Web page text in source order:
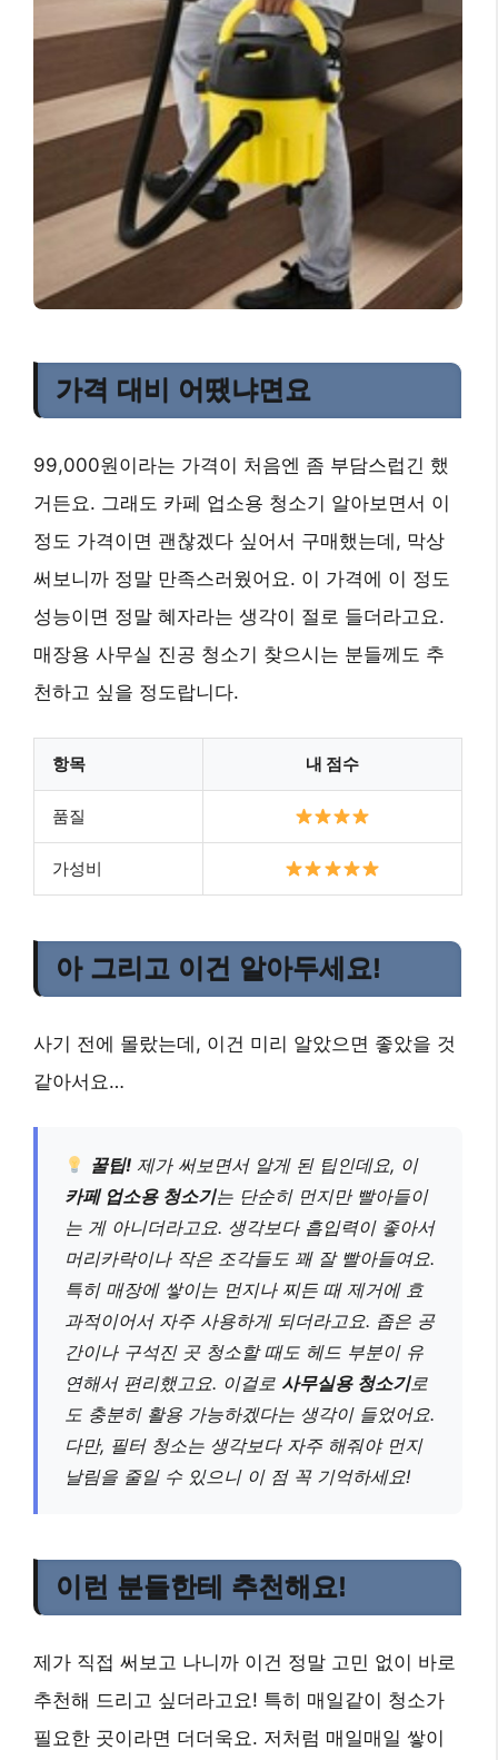
가격 대비 어땠냐면요
99,000원이라는 가격이 처음엔 좀 부담스럽긴 했
거든요. 그래도 카페 업소용 청소기 알아보면서 이
정도 가격이면 괜찮겠다 싶어서 구매했는데, 막상
써보니까 정말 만족스러웠어요. 이 가격에 이 정도
성능이면 정말 혜자라는 생각이 절로 들더라고요.
매장용 사무실 진공 청소기 찾으시는 분들께도 추
천하고 싶을 정도랍니다.
항목 내 점수
품질
가성비
아 그리고 이건 알아두세요!
사기 전에 몰랐는데, 이건 미리 알았으면 좋았을 것
같아서요…
꿀팁! 제가 써보면서 알게 된 팁인데요, 이
카페 업소용 청소기는 단순히 먼지만 빨아들이
는 게 아니더라고요. 생각보다 흡입력이 좋아서
머리카락이나 작은 조각들도 꽤 잘 빨아들여요.
특히 매장에 쌓이는 먼지나 찌든 때 제거에 효
과적이어서 자주 사용하게 되더라고요. 좁은 공
간이나 구석진 곳 청소할 때도 헤드 부분이 유
연해서 편리했고요. 이걸로 사무실용 청소기로
도 충분히 활용 가능하겠다는 생각이 들었어요.
다만, 필터 청소는 생각보다 자주 해줘야 먼지
날림을 줄일 수 있으니 이 점 꼭 기억하세요!
이런 분들한테 추천해요!
제가 직접 써보고 나니까 이건 정말 고민 없이 바로
추천해 드리고 싶더라고요! 특히 매일같이 청소가
필요한 곳이라면 더더욱요. 저처럼 매일매일 쌓이